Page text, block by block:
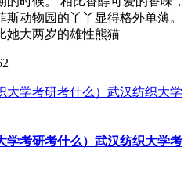
动物园的丫丫显得格外单薄。
她大两岁的雄性熊猫
学考研考什么）武汉纺织大学考